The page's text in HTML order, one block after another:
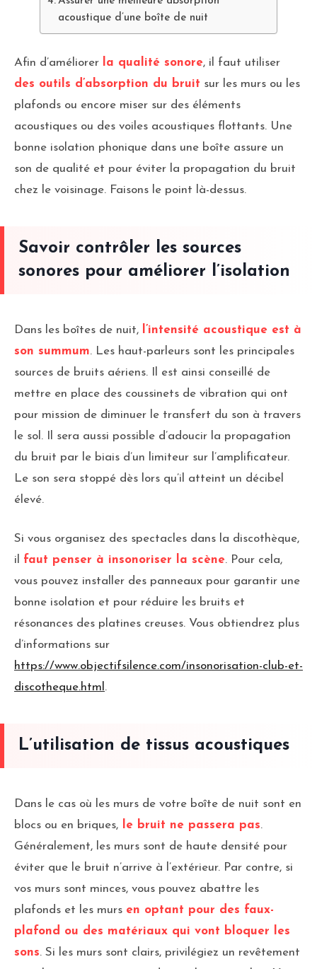
acoustique d’une boîte de nuit
Afin d’améliorer la qualité sonore, il faut utiliser
des outils d’absorption du bruit sur les murs ou les
plafonds ou encore miser sur des éléments
acoustiques ou des voiles acoustiques flottants. Une
bonne isolation phonique dans une boîte assure un
son de qualité et pour éviter la propagation du bruit
chez le voisinage. Faisons le point là-dessus.
Savoir contrôler les sources
sonores pour améliorer l’isolation
Dans les boîtes de nuit, l’intensité acoustique est à
son summum. Les haut-parleurs sont les principales
sources de bruits aériens. Il est ainsi conseillé de
mettre en place des coussinets de vibration qui ont
pour mission de diminuer le transfert du son à travers
le sol. Il sera aussi possible d’adoucir la propagation
du bruit par le biais d’un limiteur sur l’amplificateur.
Le son sera stoppé dès lors qu’il atteint un décibel
élevé.
Si vous organisez des spectacles dans la discothèque,
il faut penser à insonoriser la scène. Pour cela,
vous pouvez installer des panneaux pour garantir une
bonne isolation et pour réduire les bruits et
résonances des platines creuses. Vous obtiendrez plus
d’informations sur
https://www.objectifsilence.com/insonorisation-club-et-
discotheque.html .
L’utilisation de tissus acoustiques
Dans le cas où les murs de votre boîte de nuit sont en
blocs ou en briques, le bruit ne passera pas.
Généralement, les murs sont de haute densité pour
éviter que le bruit n’arrive à l’extérieur. Par contre, si
vos murs sont minces, vous pouvez abattre les
plafonds et les murs en optant pour des faux-
plafond ou des matériaux qui vont bloquer les
sons. Si les murs sont clairs, privilégiez un revêtement